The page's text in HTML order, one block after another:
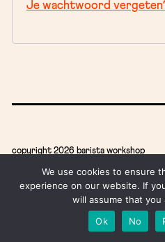
Je wachtwoord
copyright 2026 barista workshop
barista workshop latte art
sage barista workshop espresso
We use cookies to ensure
experience on our website. If
will assume that
Ok
No